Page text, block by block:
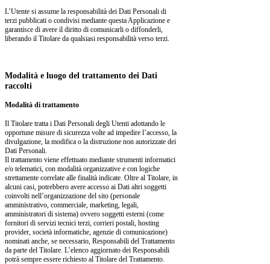
L’Utente si assume la responsabilità dei Dati Personali di
terzi pubblicati o condivisi mediante questa Applicazione e
garantisce di avere il diritto di comunicarli o diffonderli,
liberando il Titolare da qualsiasi responsabilità verso terzi.
Modalità e luogo del trattamento dei Dati
raccolti
Modalità di trattamento
Il Titolare tratta i Dati Personali degli Utenti adottando le
opportune misure di sicurezza volte ad impedire l’accesso, la
divulgazione, la modifica o la distruzione non autorizzate dei
Dati Personali.
Il trattamento viene effettuato mediante strumenti informatici
e/o telematici, con modalità organizzative e con logiche
strettamente correlate alle finalità indicate. Oltre al Titolare, in
alcuni casi, potrebbero avere accesso ai Dati altri soggetti
coinvolti nell’organizzazione del sito (personale
amministrativo, commerciale, marketing, legali,
amministratori di sistema) ovvero soggetti esterni (come
fornitori di servizi tecnici terzi, corrieri postali, hosting
provider, società informatiche, agenzie di comunicazione)
nominati anche, se necessario, Responsabili del Trattamento
da parte del Titolare. L’elenco aggiornato dei Responsabili
potrà sempre essere richiesto al Titolare del Trattamento.